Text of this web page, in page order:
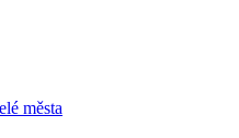
města